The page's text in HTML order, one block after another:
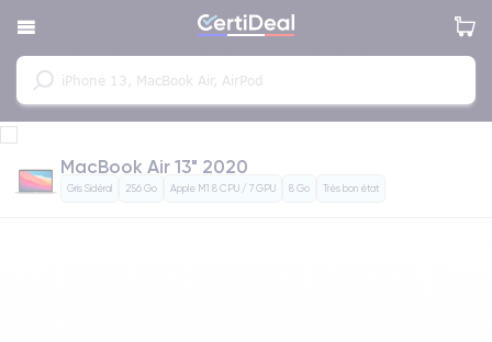
MacBook Air 13" 2020
Gris Sidéral 256 Go Apple M1 8 CPU / 7 GPU 8 Go Très bon état